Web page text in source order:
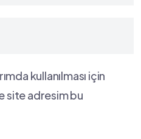
kullanılması için
site adresim bu